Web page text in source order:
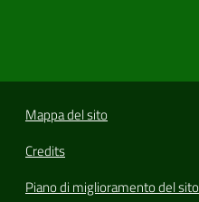
Mappa del sito
Credits
Piano di miglioramento del sito